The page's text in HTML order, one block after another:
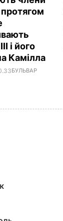
і його
Камілла
БУЛЬВАР